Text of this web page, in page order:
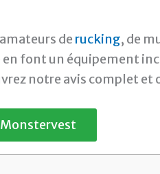
de rucking, de
font un équipement
notre avis complet et
Monstervest